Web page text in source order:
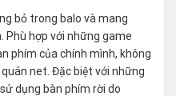
bỏ trong balo và mang
Phù hợp với những game
phím của chính mình, không
net. Đặc biệt với những
dụng bàn phím rời do